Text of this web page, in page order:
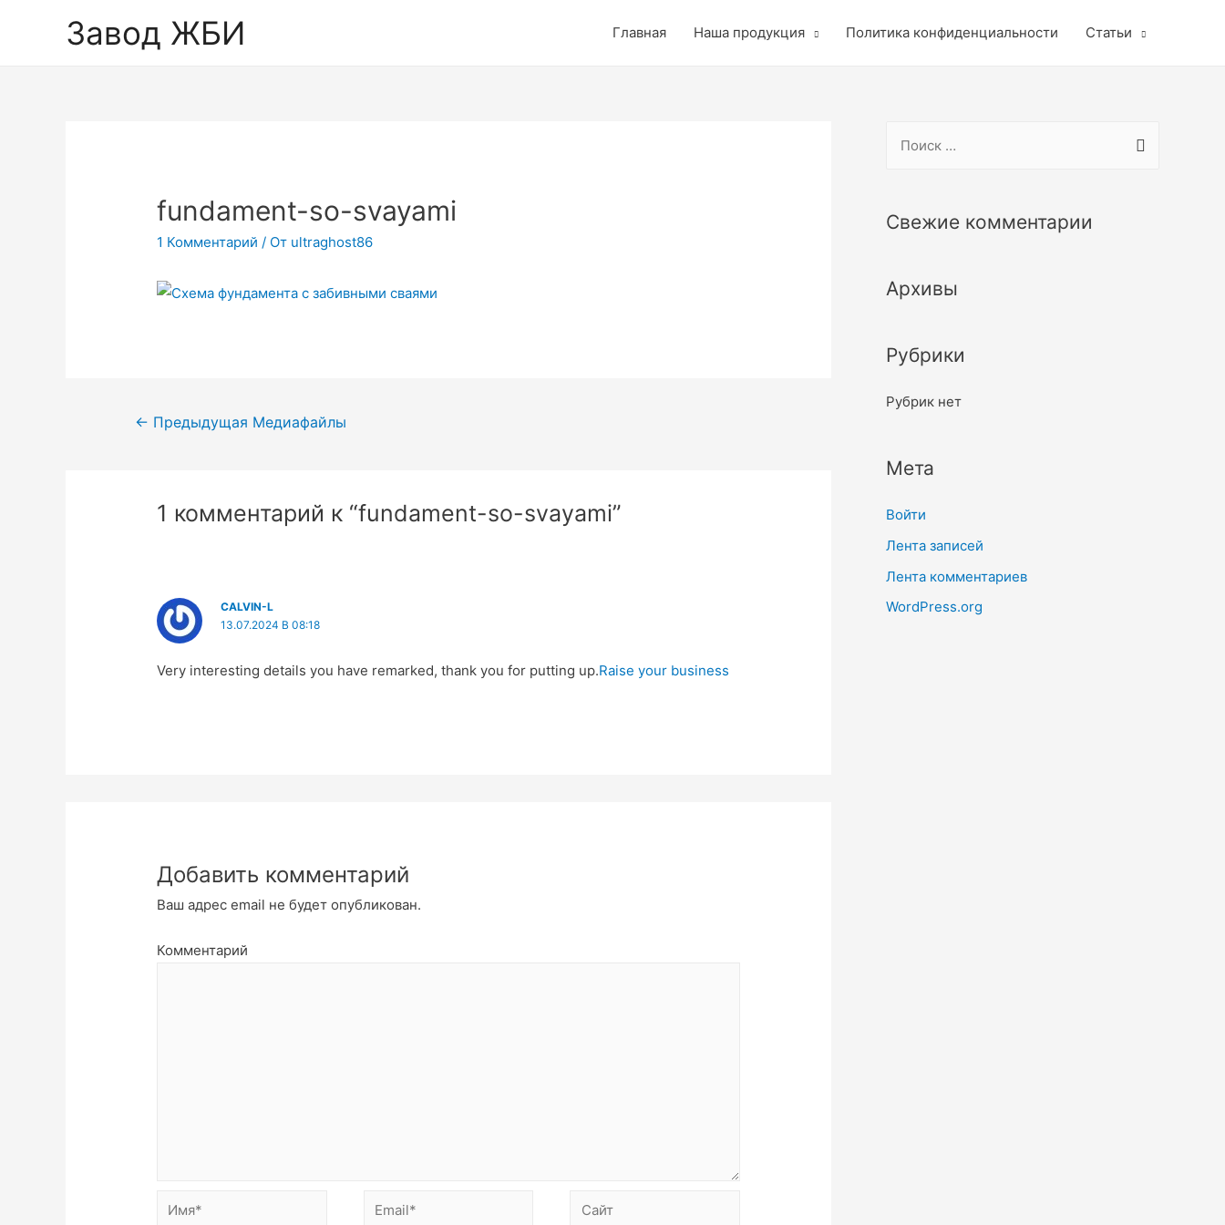
Завод ЖБИ Главная Наша продукция Политика конфиденциальности Статьи
fundament-so-svayami
1 Комментарий / От ultraghost86
Навигация
← Предыдущая Медиафайлы
1 комментарий к “fundament-so-svayami”
CALVIN-L
13.07.2024 В 08:18
Very interesting details you have remarked, thank you for putting up.Raise your business
Добавить комментарий
Ваш адрес email не будет опубликован.
Комментарий
Имя* Email* Сайт
r
f
r
Свежие комментарии
Архивы
Рубрики
Рубрик нет
Мета
Войти
Лента записей
Лента комментариев
WordPress.org